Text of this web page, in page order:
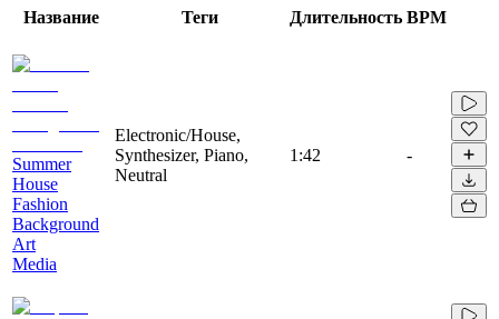
Название Теги Длительность BPM
Summer
House
Fashion
Background
Art
Media
Electronic/House,
Synthesizer, Piano,
Neutral
1:42 -